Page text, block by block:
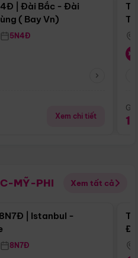
| Đài Bắc - Đài
( Bay Vn)
5N4Đ
Xem chi tiết
MỸ-PHI Xem tất cả
Điểm nổi bật
| Istanbul -
8N7Đ